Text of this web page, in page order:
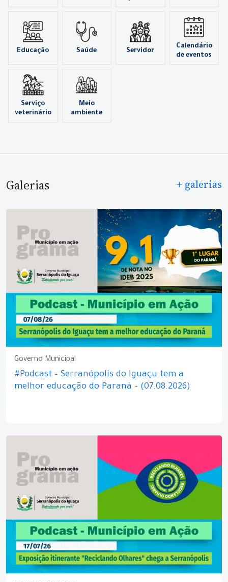
Educação Saúde Servidor
Calendário
de eventos
Serviço
veterinário
Meio
ambiente
Galerias + galerias
Governo Municipal
#Podcast – Serranópolis do Iguaçu tem a
melhor educação do Paraná – (07.08.2026)